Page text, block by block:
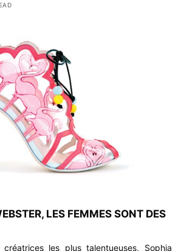
LES FEMMES SONT DES
les plus talentueuses, Sophia